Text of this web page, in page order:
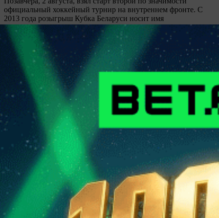
официальный хоккейный турнир на внутреннем фронте. C
2013 года розыгрыш Кубка Беларуси носит имя
прославленного отечественного хоккеиста Руслана Салея, а
вообще в сезоне-2026/27 мероприятие пройдет 26-й раз.
Защищать звание победителя будет столичная “Юность”, а
всего обладателями почетного трофея в разное время
становились семь ледовых дружин, причем четыре из них
представляют периферию.
Купить подписку
Матч-центр
Газета
Обратная связь
ООО "Прессбол-91", УНП 191094987, Республика Беларусь, г.
Минск, пр. Победителей, 20/3-221. Газета зарегистрирована
Министерством информации Республики Беларусь и внесена
в Государственный реестр СМИ за №540. © 2002-2021
Разработка сайта ITPOFIT